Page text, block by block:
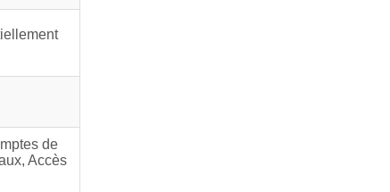
de
Accès